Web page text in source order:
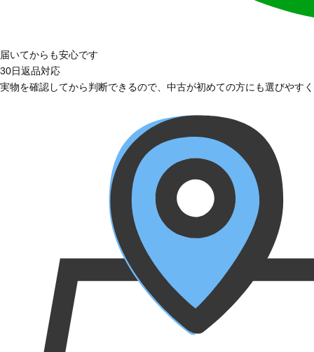
届いてからも安心です
30日返品対応
実物を確認してから判断できるので、中古が初めての方にも選びやす